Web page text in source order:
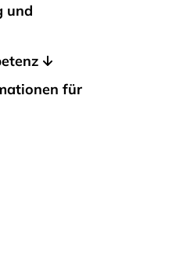
und
für